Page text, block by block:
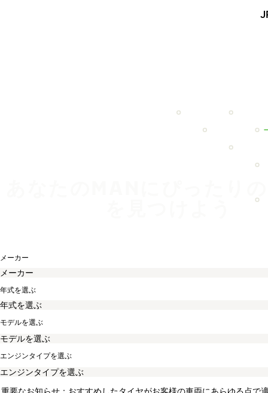
メーカー
年式を選ぶ
モデルを選ぶ
エンジンタイプを選ぶ
重要なお知らせ：おすすめしたタイヤがお客様の車両にあらゆる点で